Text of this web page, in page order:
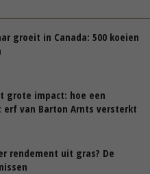
groeit in Canada: 500 koeien
grote impact: hoe een
van Barton Arnts versterkt
rendement uit gras? De